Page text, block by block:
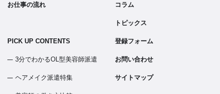
お仕事の流れ コラム
トピックス
PICK UP CONTENTS
3分でわかるOL型美容師派遣
ヘアメイク派遣特集
登録フォーム
お問い合わせ
サイトマップ